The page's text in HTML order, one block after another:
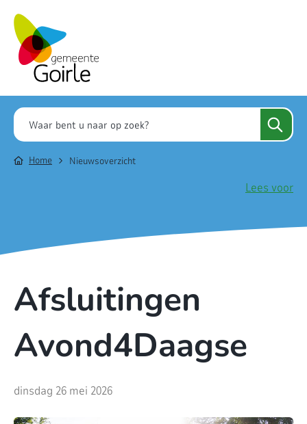
Home Nieuwsoverzicht
Lees voor
Afsluitingen
Avond4Daagse
dinsdag 26 mei 2026